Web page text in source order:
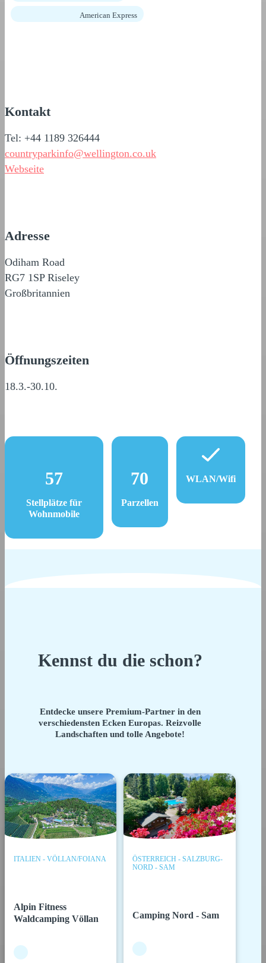
American Express
Kontakt
Tel: +44 1189 326444
countryparkinfo@wellington.co.uk
Webseite
Adresse
Odiham Road
RG7 1SP Riseley
Großbritannien
Öffnungszeiten
18.3.-30.10.
57
Stellplätze für
Wohnmobile
70
Parzellen
WLAN/Wifi
Kennst du die schon?
Entdecke unsere Premium-Partner in den
verschiedensten Ecken Europas. Reizvolle
Landschaften und tolle Angebote!
ITALIEN - VÖLLAN/FOIANA
Alpin Fitness
Waldcamping Völlan
ÖSTERREICH - SALZBURG-
NORD - SAM
Camping Nord - Sam